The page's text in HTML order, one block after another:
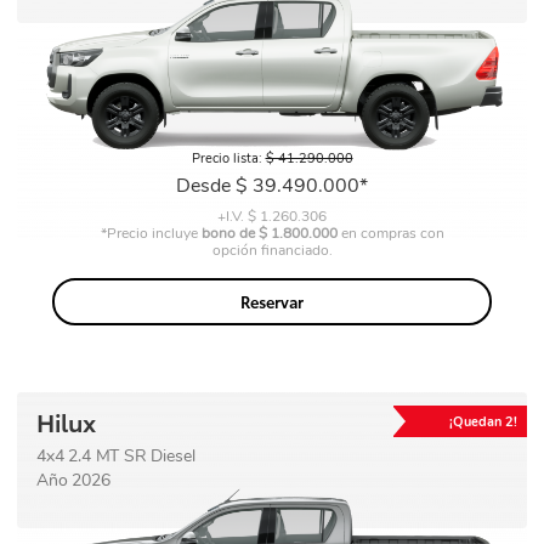
Precio
base
Precio lista:$ 41.290.000
Precio
Desde $ 39.490.000*
+I.V. $ 1.260.306
*Precio incluye bono de $ 1.800.000en compras con
opción financiado.
Reservar
Hilux
4x4 2.4 MT SR Diesel
Año 2026
¡Quedan 2!